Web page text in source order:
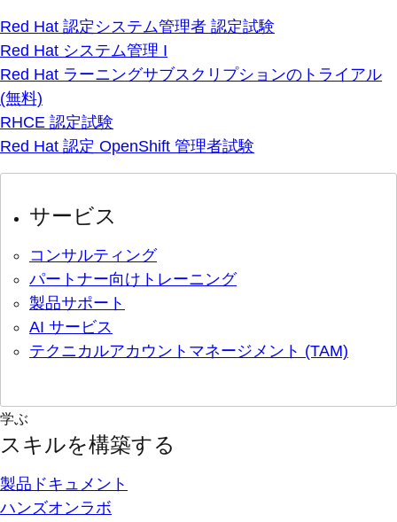
Red Hat 認定システム管理者 認定試験
Red Hat システム管理 I
Red Hat ラーニングサブスクリプションのトライアル
(無料)
RHCE 認定試験
Red Hat 認定 OpenShift 管理者試験
サービス
コンサルティング
パートナー向けトレーニング
製品サポート
AI サービス
テクニカルアカウントマネージメント (TAM)
学ぶ
スキルを構築する
製品ドキュメント
ハンズオンラボ